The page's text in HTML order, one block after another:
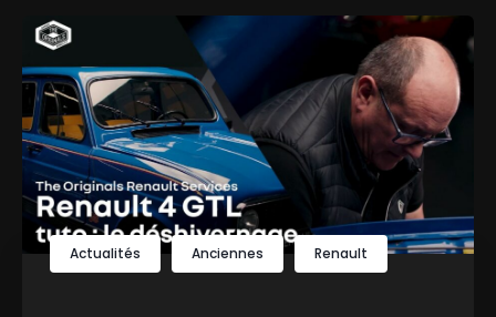
Actualités Anciennes Renault